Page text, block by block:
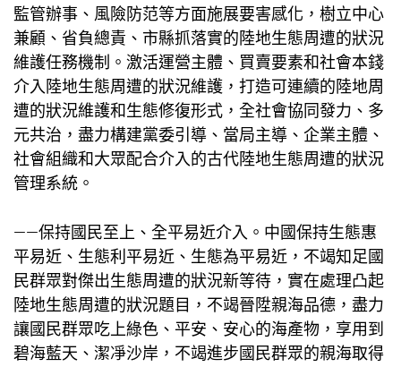
監管辦事、風險防范等方面施展要害感化，樹立中心
兼顧、省負總責、市縣抓落實的陸地生態周遭的狀況
維護任務機制。激活運營主體、買賣要素和社會本錢
介入陸地生態周遭的狀況維護，打造可連續的陸地周
遭的狀況維護和生態修復形式，全社會協同發力、多
元共治，盡力構建黨委引導、當局主導、企業主體、
社會組織和大眾配合介入的古代陸地生態周遭的狀況
管理系統。
——保持國民至上、全平易近介入。中國保持生態惠
平易近、生態利平易近、生態為平易近，不竭知足國
民群眾對傑出生態周遭的狀況新等待，實在處理凸起
陸地生態周遭的狀況題目，不竭晉陞親海品德，盡力
讓國民群眾吃上綠色、平安、安心的海產物，享用到
碧海藍天、潔凈沙岸，不竭進步國民群眾的親海取得